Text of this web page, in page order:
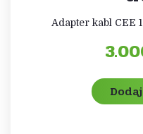
Adapter kabl CEE